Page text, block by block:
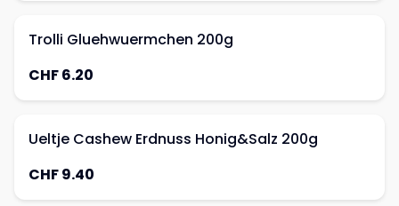
Trolli Gluehwuermchen 200g
CHF 6.20
Ueltje Cashew Erdnuss Honig&Salz 200g
CHF 9.40